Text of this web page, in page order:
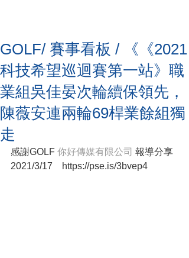
GOLF/ 賽事看板 / 《《2021
科技希望巡迴賽第一站》職
業組吳佳晏次輪續保領先，
陳薇安連兩輪69桿業餘組獨
走
感謝GOLF 你好傳媒有限公司 報導分享
2021/3/17    https://pse.is/3bvep4